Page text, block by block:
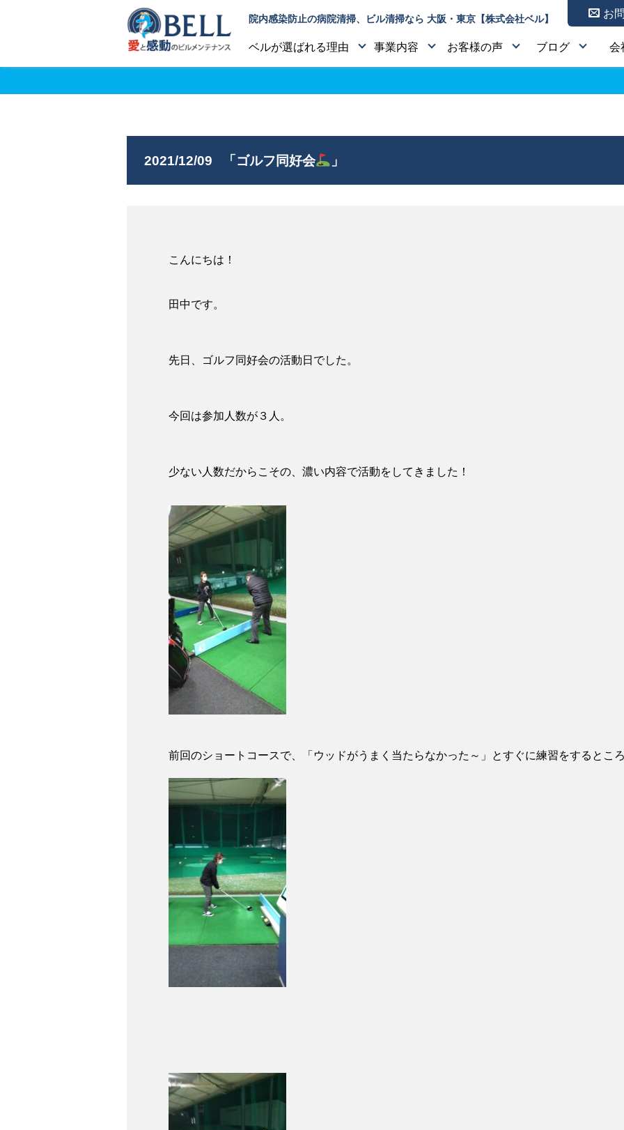
院内感染防止の病院清掃、ビル清掃なら 大阪・東京【株式会社ベル】 お
ベルが選ばれる理由 事業内容 お客様の声 ブログ 会
2021/12/09 「ゴルフ同好会 」
こんにちは！
田中です。
先日、ゴルフ同好会の活動日でした。
今回は参加人数が３人。
少ない人数だからこその、濃い内容で活動をしてきました！
前回のショートコースで、「ウッドがうまく当たらなかった～」とすぐに練習をするとこ